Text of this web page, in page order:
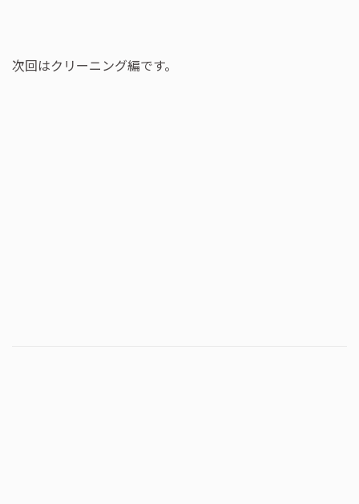
次回はクリーニング編です。